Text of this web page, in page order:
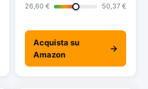
26,60 € 50,37 €
Acquista su
Amazon
→